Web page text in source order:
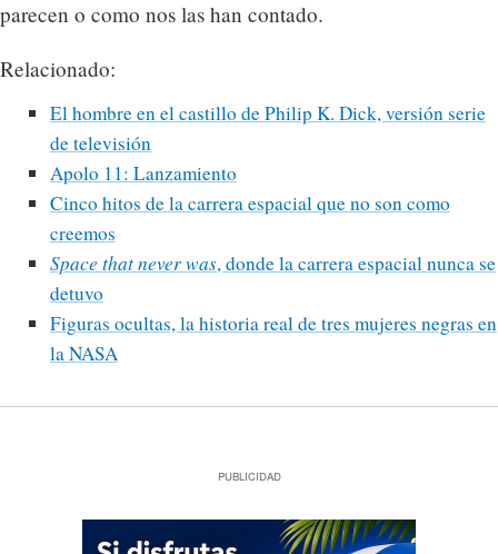
parecen o como nos las han contado.
Relacionado:
El hombre en el castillo de Philip K. Dick, versión serie
de televisión
Apolo 11: Lanzamiento
Cinco hitos de la carrera espacial que no son como
creemos
Space that never was, donde la carrera espacial nunca se
detuvo
Figuras ocultas, la historia real de tres mujeres negras en
la NASA
PUBLICIDAD